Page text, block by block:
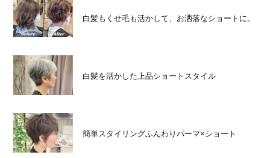
白髪もくせ毛も活かして、お洒落なショートに。
白髪を活かした上品ショートスタイル
簡単スタイリングふんわりパーマ×ショート